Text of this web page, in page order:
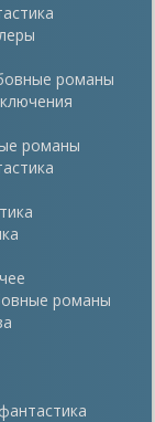
романы
романы
романы